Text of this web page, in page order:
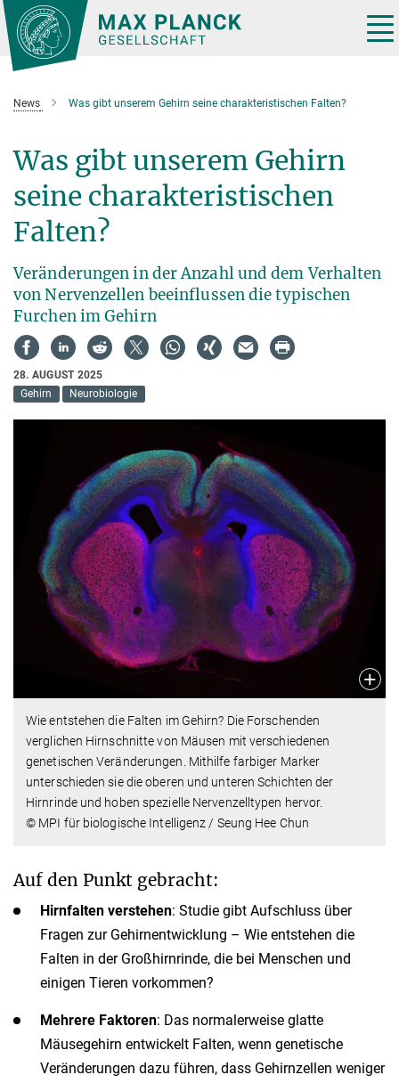
Hauptinhalt
News Was gibt unserem Gehirn seine charakteristischen Falten?
Was gibt unserem Gehirn
seine charakteristischen
Falten?
Veränderungen in der Anzahl und dem Verhalten
von Nervenzellen beeinflussen die typischen
Furchen im Gehirn
28. AUGUST 2025
Gehirn
Neurobiologie
Wie entstehen die Falten im Gehirn? Die Forschenden
verglichen Hirnschnitte von Mäusen mit verschiedenen
genetischen Veränderungen. Mithilfe farbiger Marker
unterschieden sie die oberen und unteren Schichten der
Hirnrinde und hoben spezielle Nervenzelltypen hervor.
© MPI für biologische Intelligenz / Seung Hee Chun
Auf den Punkt gebracht:
Hirnfalten verstehen: Studie gibt Aufschluss über
Fragen zur Gehirnentwicklung – Wie entstehen die
Falten in der Großhirnrinde, die bei Menschen und
einigen Tieren vorkommen?
Mehrere Faktoren: Das normalerweise glatte
Mäusegehirn entwickelt Falten, wenn genetische
Veränderungen dazu führen, dass Gehirnzellen weniger